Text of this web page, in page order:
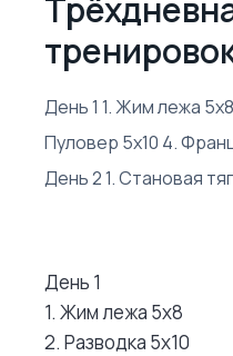
День 1 1. Жим лежа
Пуловер 5х10 4.
День 2 1. Становая
День 1
1. Жим лежа 5х8
2. Разводка 5х10